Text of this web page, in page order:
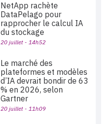
NetApp rachète
DataPelago pour
rapprocher le calcul IA
du stockage
20 juillet - 14h52
Le marché des
plateformes et modèles
d’IA devrait bondir de 63
% en 2026, selon
Gartner
20 juillet - 11h09